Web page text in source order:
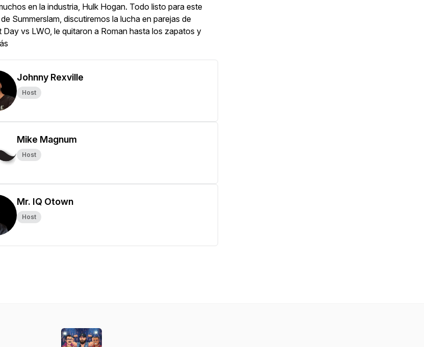
en la industria, Hulk Hogan. Todo listo para este
Summerslam, discutiremos la lucha en parejas de
Day vs LWO, le quitaron a Roman hasta los zapatos y
Johnny Rexville
Host
Mike Magnum
Host
Mr. IQ Otown
Host